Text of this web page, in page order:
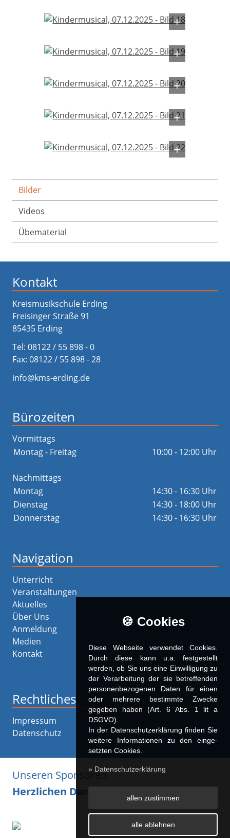
Bilder
Videos
Übematerial
Kontakt
Kreismusikschule Erding
Freisinger Straße 91
85435 Erding
Tel: 08122 / 55 898 - 0
Fax: 08122 / 55 898 - 28
info@kms-erding.de
Bürozeiten
Vormittags
Montag - Freitag
10:00 - 12:00 Uhr
Nachmittags
Montag
14:30 - 16:30 Uhr
Dienstag
14:30 - 18:00 Uhr
Donnerstag
14:30 - 16:30 Uhr
Navigation
Unterricht
Veranstaltungen
Aktuelles
Über Uns
Anmeldung
Medien
Kontakt
Rechtliches
Impressum
Datenschutz
Unseren Sponsoren
Herzlichen Dank!
🍪 Cookies
Diese Webseite verwendet Cookies.
Durch diese kann u.a. fest­ge­stellt
werden, ob Sie uns eine Einwilligung zu
der Verarbeitung der sie betreffenden
personenbezogenen Daten für einen
oder mehrere bestimmte Zwecke
gegeben haben (Art. 6 Abs. 1 lit a
DSGVO).
In der Datenschutzerklärung finden Sie
weitere Informationen zu den ein­ge­
setz­ten Cookies.
» Datenschutzerklärung
allen zustimmen
alle ablehnen